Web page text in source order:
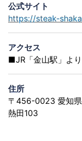
公式サイト
https://steak-
アクセス
■JR「金山駅」よ
住所
〒456-0023 愛知
熱田103